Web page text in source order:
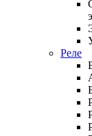
Реле